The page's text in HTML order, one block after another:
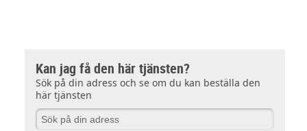
Kan jag få den här tjänsten?
Sök på din adress och se om du kan beställa den
här tjänsten